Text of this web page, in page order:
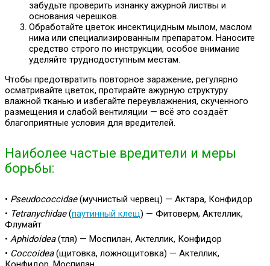
забудьте проверить изнанку ажурной листвы и
основания черешков.
Обработайте цветок инсектицидным мылом, маслом
нима или специализированным препаратом. Наносите
средство строго по инструкции, особое внимание
уделяйте труднодоступным местам.
Чтобы предотвратить повторное заражение, регулярно
осматривайте цветок, протирайте ажурную структуру
влажной тканью и избегайте переувлажнения, скученного
размещения и слабой вентиляции — всё это создаёт
благоприятные условия для вредителей.
Наиболее частые вредители и меры
борьбы:
• Pseudococcidae(мучнистый червец) — Актара, Конфидор
• Tetranychidae(паутинный клещ) — Фитоверм, Актеллик,
Флумайт
• Aphidoidea(тля) — Моспилан, Актеллик, Конфидор
• Coccoidea(щитовка, ложнощитовка) — Актеллик,